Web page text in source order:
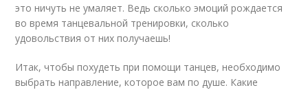
это ничуть не умаляет. Ведь сколько эмоций рождается
во время танцевальной тренировки, сколько
удовольствия от них получаешь!
Итак, чтобы похудеть при помощи танцев, необходимо
выбрать направление, которое вам по душе. Какие